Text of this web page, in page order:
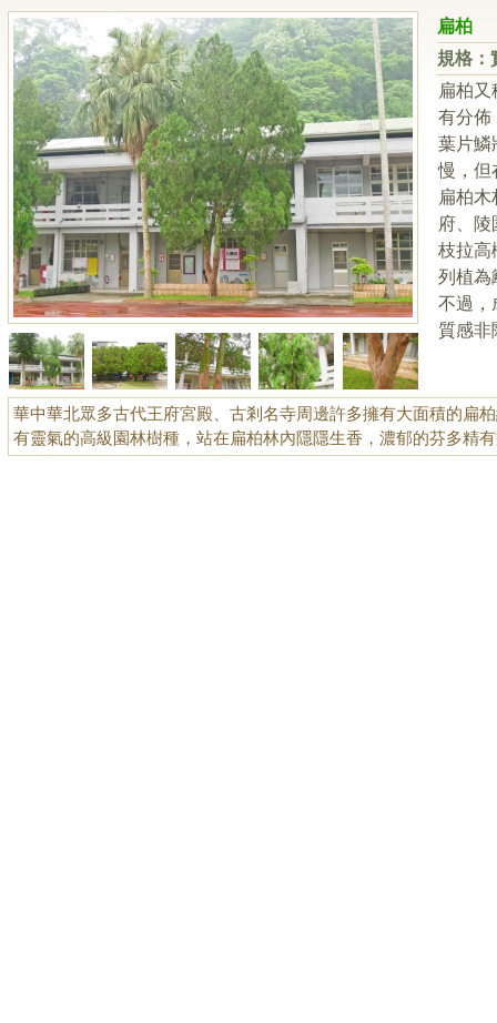
扁柏
規格：
扁柏
有分佈
葉片鱗
慢，但
扁柏
府、
枝拉高
列植為
不過，
質感非
華中華北眾多古代王府宮殿、古剎名寺周邊許多擁有大面積的扁
有靈氣的高級園林樹種，站在扁柏林內隱隱生香，濃郁的芬多精